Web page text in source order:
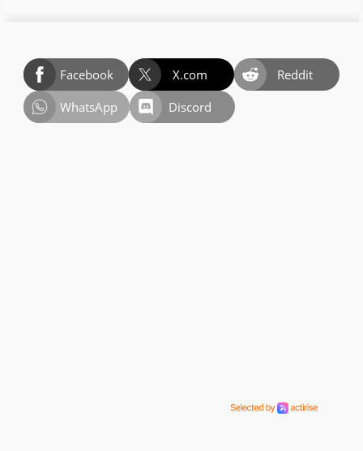
Facebook X.com
Reddit
WhatsApp
Discord